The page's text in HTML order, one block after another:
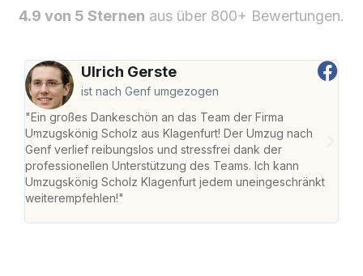
4.9 von 5 Sternen aus über 800+ Bewertungen.
Ulrich Gerste
ist nach Genf umgezogen
"Ein großes Dankeschön an das Team der Firma
Umzugskönig Scholz aus Klagenfurt! Der Umzug nach
Genf verlief reibungslos und stressfrei dank der
professionellen Unterstützung des Teams. Ich kann
Umzugskönig Scholz Klagenfurt jedem uneingeschränkt
weiterempfehlen!"